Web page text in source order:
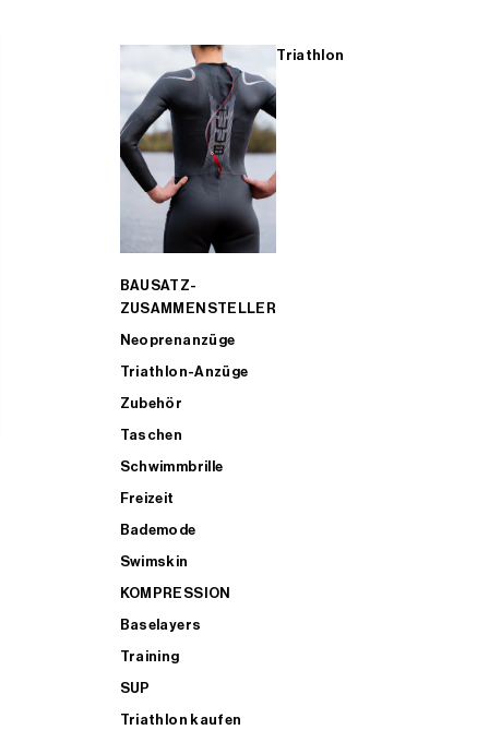
Triathlon
BAUSATZ-
ZUSAMMENSTELLER
Neoprenanzüge
Triathlon-Anzüge
Zubehör
Taschen
Schwimmbrille
Freizeit
Bademode
Swimskin
KOMPRESSION
Baselayers
Training
SUP
Triathlon kaufen